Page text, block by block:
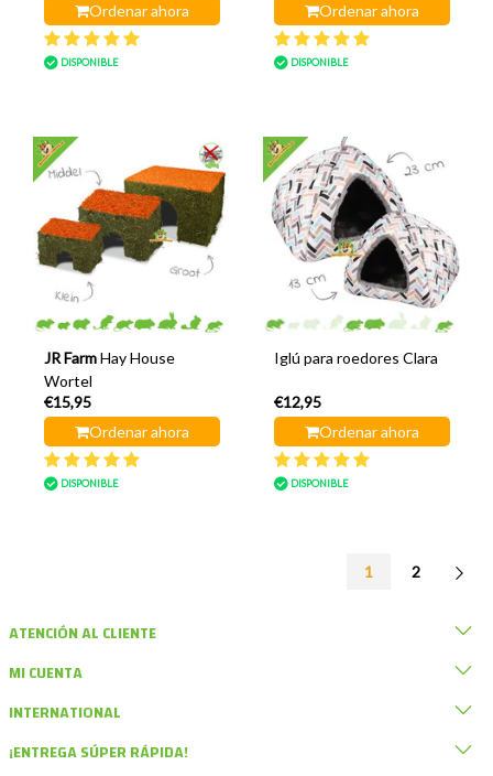
Ordenar ahora
DISPONIBLE
Ordenar ahora
DISPONIBLE
JR Farm Hay House
Wortel
€15,95
Ordenar ahora
DISPONIBLE
Iglú para roedores Clara
€12,95
Ordenar ahora
DISPONIBLE
1 2
ATENCIÓN AL CLIENTE
MI CUENTA
INTERNATIONAL
¡ENTREGA SÚPER RÁPIDA!